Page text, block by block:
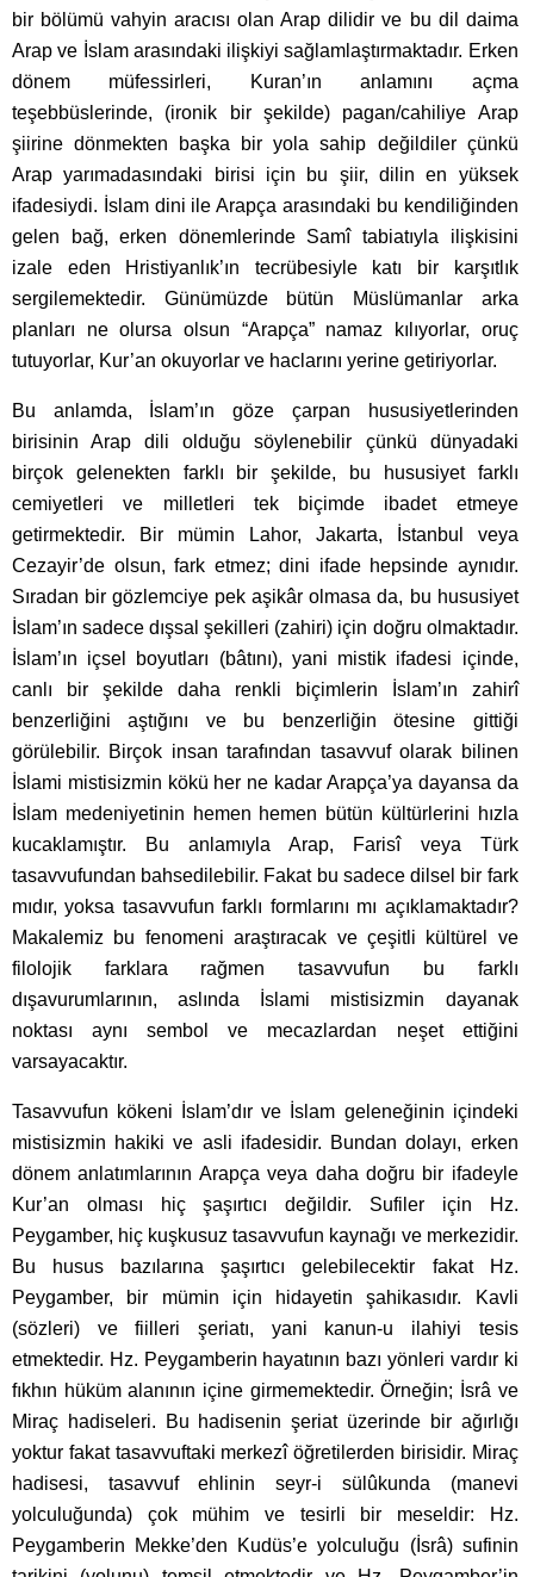
bir bölümü vahyin aracısı olan Arap dilidir ve bu dil daima
Arap ve İslam arasındaki ilişkiyi sağlamlaştırmaktadır. Erken
dönem müfessirleri, Kuran’ın anlamını açma
teşebbüslerinde, (ironik bir şekilde) pagan/cahiliye Arap
şiirine dönmekten başka bir yola sahip değildiler çünkü
Arap yarımadasındaki birisi için bu şiir, dilin en yüksek
ifadesiydi. İslam dini ile Arapça arasındaki bu kendiliğinden
gelen bağ, erken dönemlerinde Samî tabiatıyla ilişkisini
izale eden Hristiyanlık’ın tecrübesiyle katı bir karşıtlık
sergilemektedir. Günümüzde bütün Müslümanlar arka
planları ne olursa olsun “Arapça” namaz kılıyorlar, oruç
tutuyorlar, Kur’an okuyorlar ve haclarını yerine getiriyorlar.
Bu anlamda, İslam’ın göze çarpan hususiyetlerinden
birisinin Arap dili olduğu söylenebilir çünkü dünyadaki
birçok gelenekten farklı bir şekilde, bu hususiyet farklı
cemiyetleri ve milletleri tek biçimde ibadet etmeye
getirmektedir. Bir mümin Lahor, Jakarta, İstanbul veya
Cezayir’de olsun, fark etmez; dini ifade hepsinde aynıdır.
Sıradan bir gözlemciye pek aşikâr olmasa da, bu hususiyet
İslam’ın sadece dışsal şekilleri (zahiri) için doğru olmaktadır.
İslam’ın içsel boyutları (bâtını), yani mistik ifadesi içinde,
canlı bir şekilde daha renkli biçimlerin İslam’ın zahirî
benzerliğini aştığını ve bu benzerliğin ötesine gittiği
görülebilir. Birçok insan tarafından tasavvuf olarak bilinen
İslami mistisizmin kökü her ne kadar Arapça’ya dayansa da
İslam medeniyetinin hemen hemen bütün kültürlerini hızla
kucaklamıştır. Bu anlamıyla Arap, Farisî veya Türk
tasavvufundan bahsedilebilir. Fakat bu sadece dilsel bir fark
mıdır, yoksa tasavvufun farklı formlarını mı açıklamaktadır?
Makalemiz bu fenomeni araştıracak ve çeşitli kültürel ve
filolojik farklara rağmen tasavvufun bu farklı
dışavurumlarının, aslında İslami mistisizmin dayanak
noktası aynı sembol ve mecazlardan neşet ettiğini
varsayacaktır.
Tasavvufun kökeni İslam’dır ve İslam geleneğinin içindeki
mistisizmin hakiki ve asli ifadesidir. Bundan dolayı, erken
dönem anlatımlarının Arapça veya daha doğru bir ifadeyle
Kur’an olması hiç şaşırtıcı değildir. Sufiler için Hz.
Peygamber, hiç kuşkusuz tasavvufun kaynağı ve merkezidir.
Bu husus bazılarına şaşırtıcı gelebilecektir fakat Hz.
Peygamber, bir mümin için hidayetin şahikasıdır. Kavli
(sözleri) ve fiilleri şeriatı, yani kanun-u ilahiyi tesis
etmektedir. Hz. Peygamberin hayatının bazı yönleri vardır ki
fıkhın hüküm alanının içine girmemektedir. Örneğin; İsrâ ve
Miraç hadiseleri. Bu hadisenin şeriat üzerinde bir ağırlığı
yoktur fakat tasavvuftaki merkezî öğretilerden birisidir. Miraç
hadisesi, tasavvuf ehlinin seyr-i sülûkunda (manevi
yolculuğunda) çok mühim ve tesirli bir meseldir: Hz.
Peygamberin Mekke’den Kudüs’e yolculuğu (İsrâ) sufinin